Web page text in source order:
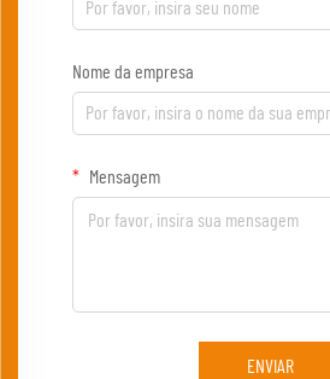
Nome da empresa
Mensagem
ENVIAR